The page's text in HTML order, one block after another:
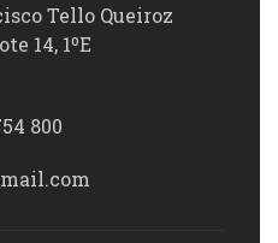
Tello Queiroz
14, 1ºE
800